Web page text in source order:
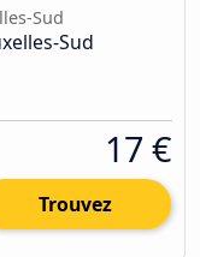
Sud
Sud
17 €
Trouvez